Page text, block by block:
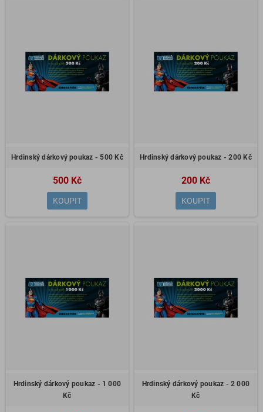
Hrdinský dárkový poukaz - 500 Kč
500 Kč
KOUPIT
Hrdinský dárkový poukaz - 200 Kč
200 Kč
KOUPIT
Hrdinský dárkový poukaz - 1 000
Kč
Hrdinský dárkový poukaz - 2 000
Kč